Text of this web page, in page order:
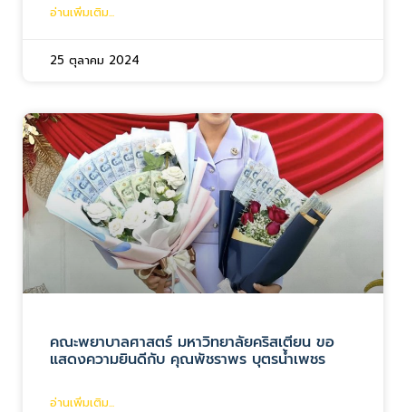
อ่านเพิ่มเติม...
25 ตุลาคม 2024
คณะพยาบาลศาสตร์ มหาวิทยาลัยคริสเตียน ขอ
แสดงความยินดีกับ คุณพัชราพร บุตรน้ำเพชร
อ่านเพิ่มเติม...